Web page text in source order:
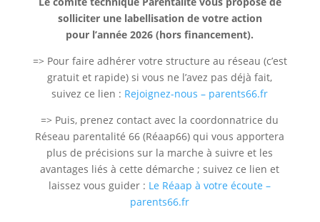
solliciter une labellisation de votre action
pour l’année 2026 (hors financement).
=> Pour faire adhérer votre structure au réseau (c’est
gratuit et rapide) si vous ne l’avez pas déjà fait,
suivez ce lien : Rejoignez-nous – parents66.fr
=> Puis, prenez contact avec la coordonnatrice du
Réseau parentalité 66 (Réaap66) qui vous apportera
plus de précisions sur la marche à suivre et les
avantages liés à cette démarche ; suivez ce lien et
laissez vous guider : Le Réaap à votre écoute –
parents66.fr